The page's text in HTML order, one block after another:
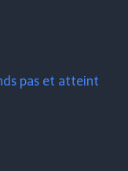
pas et atteint